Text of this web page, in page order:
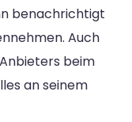
benachrichtigt
Auch
beim
an seinem